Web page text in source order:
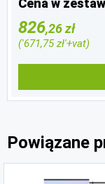
826,26 zł
('671,75 zł'+vat)
Powiązane